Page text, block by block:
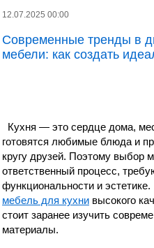
12.07.2025 00:00
Современные тренды в
мебели: как создать
Кухня — это сердце дома,
готовятся любимые блюда и
кругу друзей. Поэтому выбор
ответственный процесс,
функциональности и
мебель для кухни высокого
стоит заранее изучить
материалы.